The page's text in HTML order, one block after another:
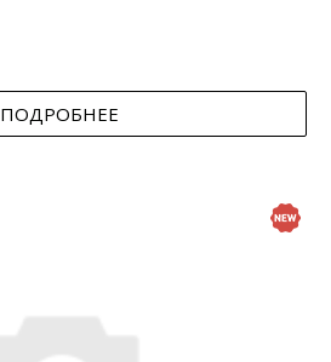
ПОДРОБНЕЕ